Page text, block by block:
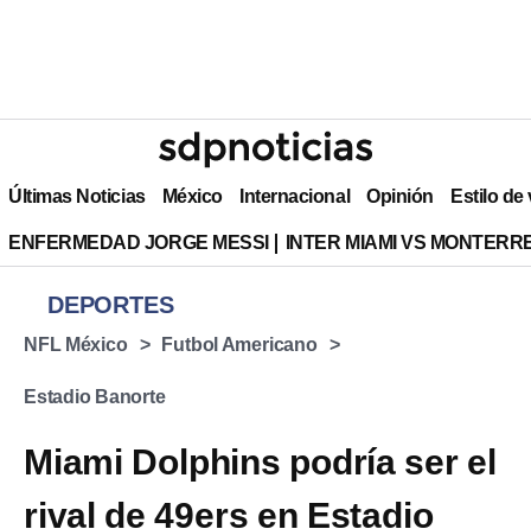
Últimas Noticias México Internacional Opinión Estilo de
ENFERMEDAD JORGE MESSI INTER MIAMI VS
DEPORTES
NFL México Futbol Americano
Estadio Banorte
Miami Dolphins podría ser el
rival de 49ers en Estadio